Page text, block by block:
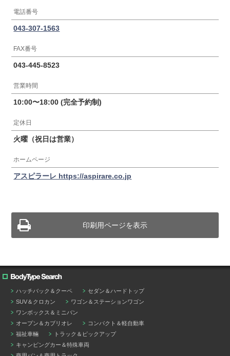
電話番号
043-307-1563
FAX番号
043-445-8523
営業時間
10:00〜18:00 (完全予約制)
定休日
火曜（祝日は営業）
ホームページ
アスピラーレ https://aspirare.co.jp
印刷用ページを表示
ハッチバック＆クーペ
セダン＆ハードトップ
SUV＆クロカン
ワゴン＆ステーションワゴン
ワンボックス＆ミニバン
オープン＆カブリオレ
コンパクト＆軽自動車
福祉車輛
トラック＆ピックアップ
キャンピングカー＆特殊車両